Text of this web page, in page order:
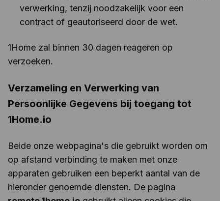
verwerking, tenzij noodzakelijk voor een
contract of geautoriseerd door de wet.
1Home zal binnen 30 dagen reageren op
verzoeken.
Verzameling en Verwerking van
Persoonlijke Gegevens bij toegang tot
1Home.io
Beide onze webpagina's die gebruikt worden om
op afstand verbinding te maken met onze
apparaten gebruiken een beperkt aantal van de
hieronder genoemde diensten. De pagina